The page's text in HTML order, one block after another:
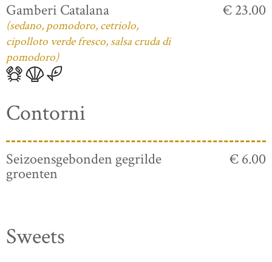
Gamberi Catalana
(sedano, pomodoro, cetriolo,
cipolloto verde fresco, salsa cruda di
pomodoro)
€ 23.00
Contorni
Seizoensgebonden gegrilde
groenten
€ 6.00
Sweets